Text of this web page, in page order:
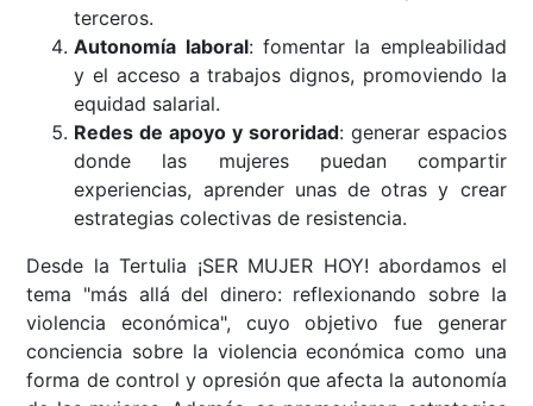
terceros.
Autonomía laboral: fomentar la empleabilidad
y el acceso a trabajos dignos, promoviendo la
equidad salarial.
Redes de apoyo y sororidad: generar espacios
donde las mujeres puedan compartir
experiencias, aprender unas de otras y crear
estrategias colectivas de resistencia.
Desde la Tertulia ¡SER MUJER HOY! abordamos el
tema "más allá del dinero: reflexionando sobre la
violencia económica", cuyo objetivo fue generar
conciencia sobre la violencia económica como una
forma de control y opresión que afecta la autonomía